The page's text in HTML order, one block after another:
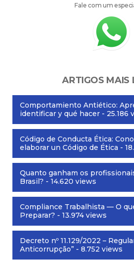
Fale com um
ARTIGOS MAIS
Comportamiento Antiético:
identificar y qué hacer - 25.186
Código de Conducta Ética:
elaborar un Código de Ética -
Quanto ganham os
Brasil? - 14.620 views
Compliance Trabalhista — O
Preparar? - 13.974 views
Decreto nº 11.129/2022 –
Anticorrupção” - 8.752 views